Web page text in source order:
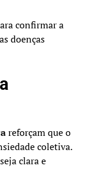
confirmar a
doenças
reforçam que o
coletiva.
clara e